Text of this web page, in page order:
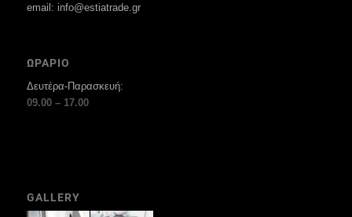
email: info@estiatrade.gr
ΩΡΑΡΙΟ
Δευτέρα-Παρασκευή:
09.00 – 17.00
GALLERY